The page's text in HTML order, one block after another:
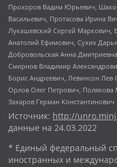
Прохоров Вадим Юрьевич,
Васильевич, Протасова Ирина
Лукашевский Сергей Маркович,
Анатолий Ефимович, Сухих
Добровольская Анна
Смирнов Владимир
Борис Андреевич, Левинсон
Орлов Олег Петрович,
Захаров Герман Константинович
Источник: http://
данные на 24.03.2022
* Единый федеральный
иностранных и